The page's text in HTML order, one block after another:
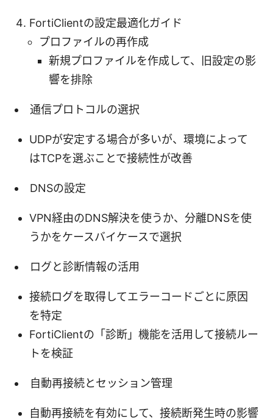
FortiClientの設定最適化ガイド
プロファイルの再作成
新規プロファイルを作成して、旧設定の影
響を排除
通信プロトコルの選択
UDPが安定する場合が多いが、環境によって
はTCPを選ぶことで接続性が改善
DNSの設定
VPN経由のDNS解決を使うか、分離DNSを使
うかをケースバイケースで選択
ログと診断情報の活用
接続ログを取得してエラーコードごとに原因
を特定
FortiClientの「診断」機能を活用して接続ルー
トを検証
自動再接続とセッション管理
自動再接続を有効にして、接続断発生時の影響